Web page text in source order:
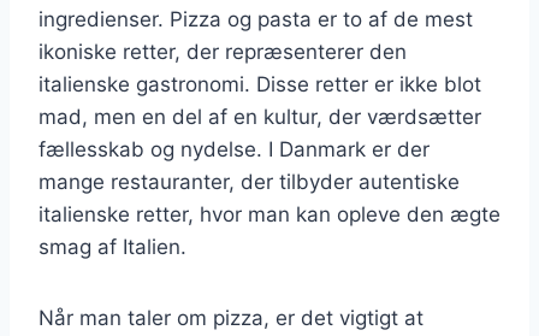
ingredienser. Pizza og pasta er to af de mest
ikoniske retter, der repræsenterer den
italienske gastronomi. Disse retter er ikke blot
mad, men en del af en kultur, der værdsætter
fællesskab og nydelse. I Danmark er der
mange restauranter, der tilbyder autentiske
italienske retter, hvor man kan opleve den ægte
smag af Italien.
Når man taler om pizza, er det vigtigt at